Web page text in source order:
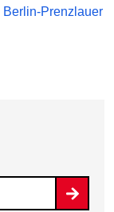
Berlin-Prenzlauer